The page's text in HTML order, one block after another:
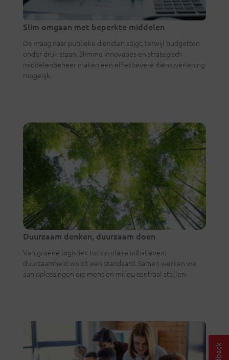
Slim omgaan met beperkte middelen
De vraag naar publieke diensten stijgt, terwijl budgetten
onder druk staan. Slimme innovaties en strategisch
middelenbeheer maken een effectievere dienstverlening
mogelijk.
Duurzaam denken, duurzaam doen
Van groene logistiek tot circulaire initiatieven:
duurzaamheid wordt een standaard. Samen werken we
aan oplossingen die mens en milieu centraal stellen.